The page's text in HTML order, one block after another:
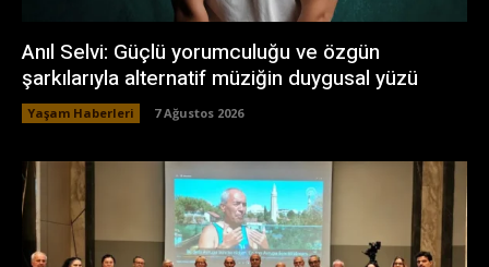
Anıl Selvi: Güçlü yorumculuğu ve özgün
şarkılarıyla alternatif müziğin duygusal yüzü
Yaşam Haberleri 7 Ağustos 2026